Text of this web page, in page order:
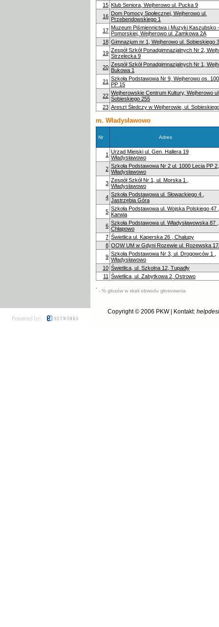
15 Klub Seniora, Wejherowo ul. Pucka 9
16 Dom Pomocy Społecznej, Wejherowo ul.
Przebendowskiego 1
17 Muzeum Piśmiennictwa i Muzyki Kaszubsko -
Pomorskiej, Wejherowo ul. Zamkowa 2A
18 Gimnazjum nr 1, Wejherowo ul. Sobieskiego
19 Zespół Szkół Ponadgimnazjalnych Nr 2,
Strzelecka 9
20 Zespół Szkół Ponadgimnazjalnych Nr 1,
Bukowa 1
21 Szkoła Podstawowa Nr 9, Wejherowo os.
PP 15
22 Wejherowskie Centrum Kultury, Wejherowo
Sobieskiego 255
23 Areszt Śledczy w Wejherowie, ul.
m. Władysławowo
Nr Adres
1
Urząd Miejski ul. Gen. Hallera 19
Władysławowo
2 Szkoła Podstawowa Nr 2 ul. 1000 Lecia PP 2,
Władysławowo
3 Zespół Szkół Nr 1, ul. Morska 1 ,
Władysławowo
4 Szkoła Podstawowa ul. Słowackiego 4 ,
Jastrzębia Góra
5 Szkoła Podstawowa ul. Wojska Polskiego 47 ,
Karwia
6 Szkoła Podstawowa ul. Władysławowska 87 ,
Chłapowo
7 Świetlica ul. Kaperska 26 , Chałupy
8 OOW UM w Gdyni Rozewie ul. Rozewska
9 Szkoła Podstawowa Nr 3, ul. Drogowców 1 ,
Władysławowo
10 Świetlica, ul. Szkolna 12, Tupadły
11
Świetlica, ul. Zabytkowa 2, Ostrowo
* - % głosów w skali obwodu głosowania
Copyright © 2006 PKW| Kontakt: